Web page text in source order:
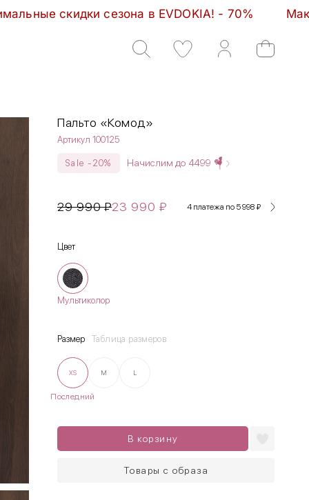
в EVDOKIA! - 70%         Максимальные скидки
Пальто «Комод»
Артикул 100125
Sale -20% Начислим до 4499
29 990₽23 990 ₽ 4 платежа по 5 998 ₽
Цвет
Мультиколор
Размер Таблица размеров
XS
Последний
M L
В корзину
Товары с образа